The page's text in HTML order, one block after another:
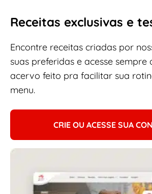
Receitas exclusivas e
Encontre receitas criadas por
suas preferidas e acesse sempre
acervo feito pra facilitar sua
menu.
CRIE OU ACESSE SUA